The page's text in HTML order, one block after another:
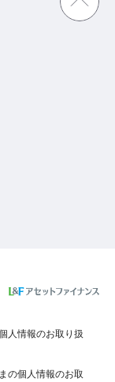
人情報のお取り扱
の個人情報のお取